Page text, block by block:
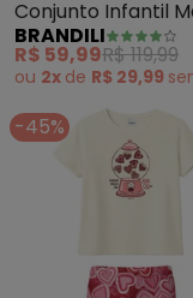
Conjunto Infantil
Praiano (Bege)
BRANDILI
R$ 59,99R$ 119,99
ou 2x de R$ 29,99
-45%